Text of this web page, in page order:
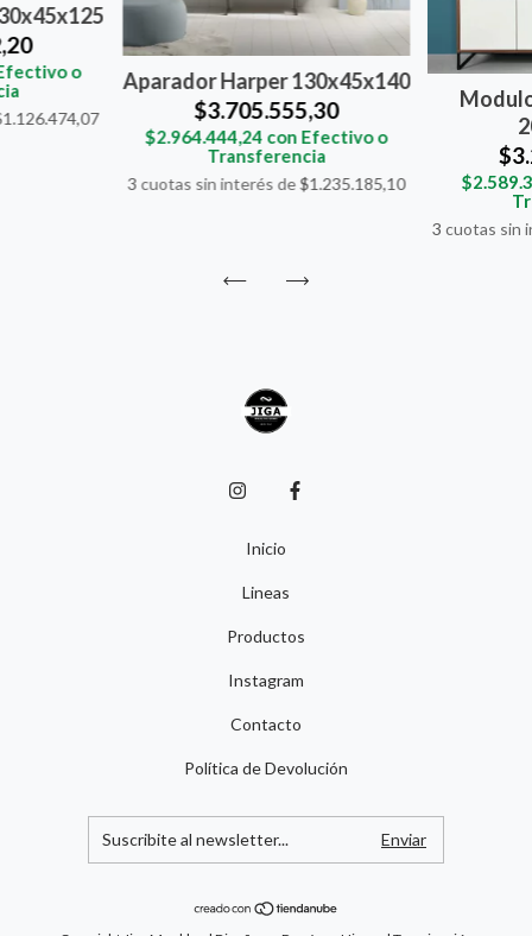
o
Aparador Harper 130x45x140
$3.705.555,30
$2.964.444,24 con Efectivo o
Transferencia
3 cuotas sin interés de$1.235.185,10
3 cuotas sin
Inicio
Lineas
Productos
Instagram
Contacto
Política de Devolución